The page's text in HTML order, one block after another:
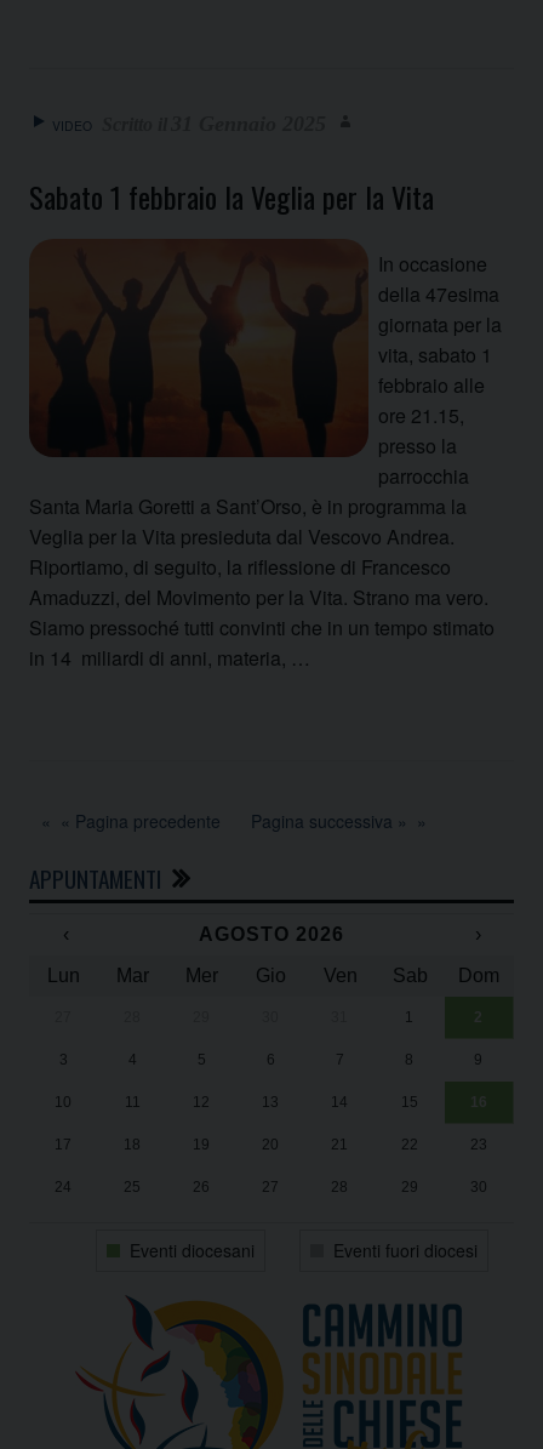
VIDEO
Sabato 1 febbraio la Veglia per la Vita
In occasione
della 47esima
giornata per la
vita, sabato 1
febbraio alle
ore 21.15,
presso la
parrocchia
Santa Maria Goretti a Sant’Orso, è in programma la
Veglia per la Vita presieduta dal Vescovo Andrea.
Riportiamo, di seguito, la riflessione di Francesco
Amaduzzi, del Movimento per la Vita. Strano ma vero.
Siamo pressoché tutti convinti che in un tempo stimato
in 14 miliardi di anni, materia, …
« Pagina precedente Pagina successiva »
APPUNTAMENTI
‹ AGOSTO 2026
›
Lun
Mar Mer Gio Ven Sab Dom
1 2
3 4 5 6 7 8 9
10 11 12 13 14 15 16
17 18 19 20 21 22 23
24 25 26 27 28 29 30
Eventi diocesani Eventi fuori diocesi